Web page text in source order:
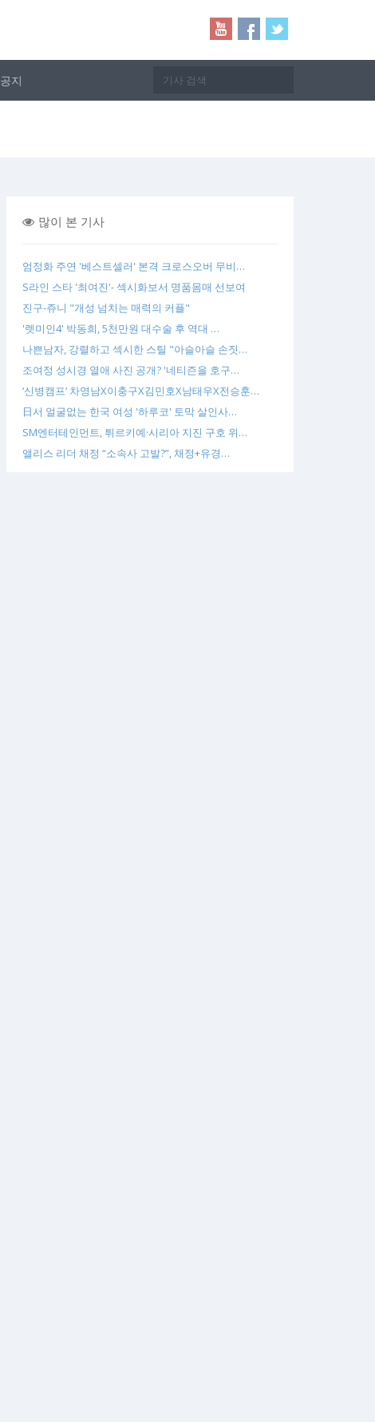
공지
많이 본 기사
엄정화 주연 '베스트셀러' 본격 크로스오버 무비…
S라인 스타 '최여진'- 섹시화보서 명품몸매 선보여
진구-쥬니 "개성 넘치는 매력의 커플"
'렛미인4' 박동희, 5천만원 대수술 후 역대 …
나쁜남자, 강렬하고 섹시한 스틸 "아슬아슬 손짓…
조여정 성시경 열애 사진 공개? '네티즌을 호구…
‘신병캠프’ 차영남X이충구X김민호X남태우X전승훈…
日서 얼굴없는 한국 여성 '하루코' 토막 살인사…
SM엔터테인먼트, 튀르키예·시리아 지진 구호 위…
앨리스 리더 채정 “소속사 고발?”, 채정+유경…